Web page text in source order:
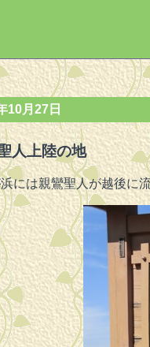
10月27日
人上陸の地
には親鸞聖人が越後に